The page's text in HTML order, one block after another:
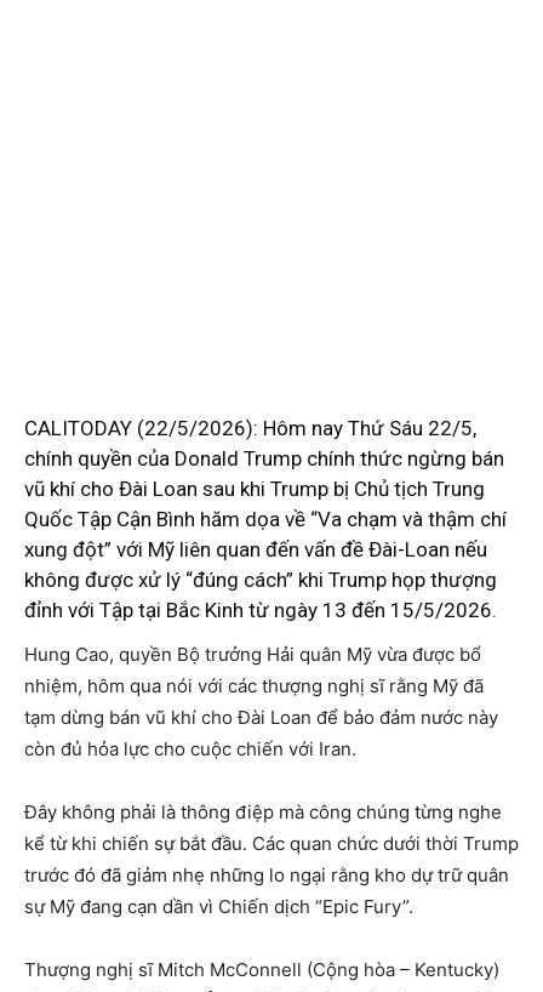
CALITODAY (22/5/2026): Hôm nay Thứ Sáu 22/5,
chính quyền của Donald Trump chính thức ngừng bán
vũ khí cho Đài Loan sau khi Trump bị Chủ tịch Trung
Quốc Tập Cận Bình hăm dọa về “Va chạm và thậm chí
xung đột” với Mỹ liên quan đến vấn đề Đài-Loan nếu
không được xử lý “đúng cách” khi Trump họp thượng
đỉnh với Tập tại Bắc Kinh từ ngày 13 đến 15/5/2026.
Hung Cao, quyền Bộ trưởng Hải quân Mỹ vừa được bổ
nhiệm, hôm qua nói với các thượng nghị sĩ rằng Mỹ đã
tạm dừng bán vũ khí cho Đài Loan để bảo đảm nước này
còn đủ hỏa lực cho cuộc chiến với Iran.
Đây không phải là thông điệp mà công chúng từng nghe
kể từ khi chiến sự bắt đầu. Các quan chức dưới thời Trump
trước đó đã giảm nhẹ những lo ngại rằng kho dự trữ quân
sự Mỹ đang cạn dần vì Chiến dịch “Epic Fury”.
Thượng nghị sĩ Mitch McConnell (Cộng hòa – Kentucky)